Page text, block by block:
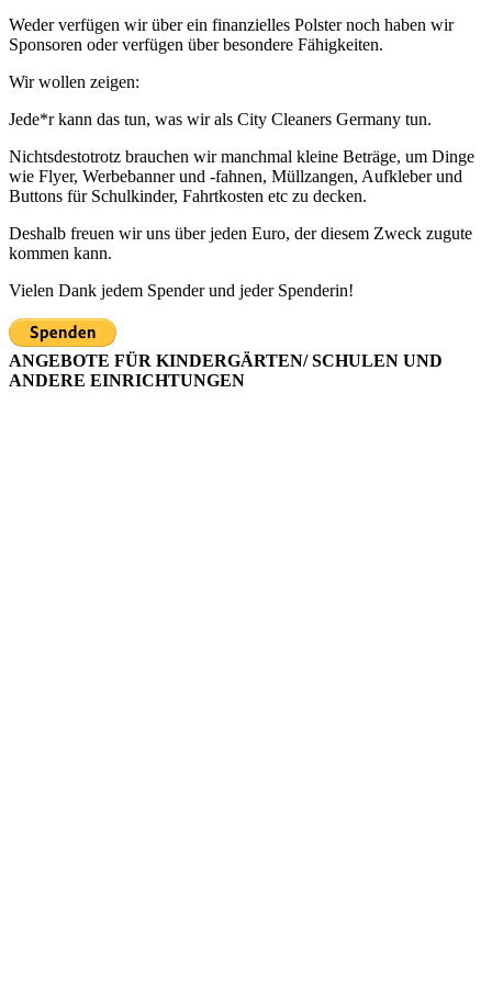
Weder verfügen wir über ein finanzielles Polster noch haben wir
Sponsoren oder verfügen über besondere Fähigkeiten.
Wir wollen zeigen:
Jede*r kann das tun, was wir als City Cleaners Germany tun.
Nichtsdestotrotz brauchen wir manchmal kleine Beträge, um Dinge
wie Flyer, Werbebanner und -fahnen, Müllzangen, Aufkleber und
Buttons für Schulkinder, Fahrtkosten etc zu decken.
Deshalb freuen wir uns über jeden Euro, der diesem Zweck zugute
kommen kann.
Vielen Dank jedem Spender und jeder Spenderin!
ANGEBOTE FÜR KINDERGÄRTEN/ SCHULEN UND
ANDERE EINRICHTUNGEN